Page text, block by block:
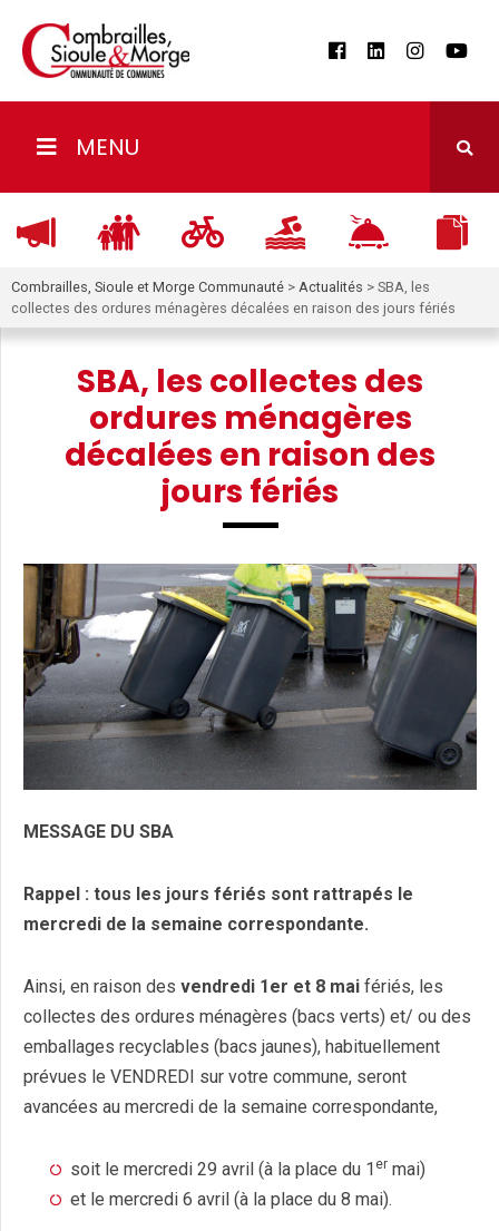
MENU
Combrailles, Sioule et Morge Communauté > Actualités > SBA, les
collectes des ordures ménagères décalées en raison des jours fériés
SBA, les collectes des
ordures ménagères
décalées en raison des
jours fériés
MESSAGE DU SBA
Rappel : tous les jours fériés sont rattrapés le
mercredi de la semaine correspondante.
Ainsi, en raison des vendredi 1er et 8 mai fériés, les
collectes des ordures ménagères (bacs verts) et/ ou des
emballages recyclables (bacs jaunes), habituellement
prévues le VENDREDI sur votre commune, seront
avancées au mercredi de la semaine correspondante,
soit le mercredi 29 avril (à la place du 1 er mai)
et le mercredi 6 avril (à la place du 8 mai).